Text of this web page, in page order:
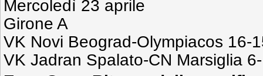
Mercoledì 23 aprile
Girone A
VK Novi Beograd-Olympiacos 16-
VK Jadran Spalato-CN Marsiglia